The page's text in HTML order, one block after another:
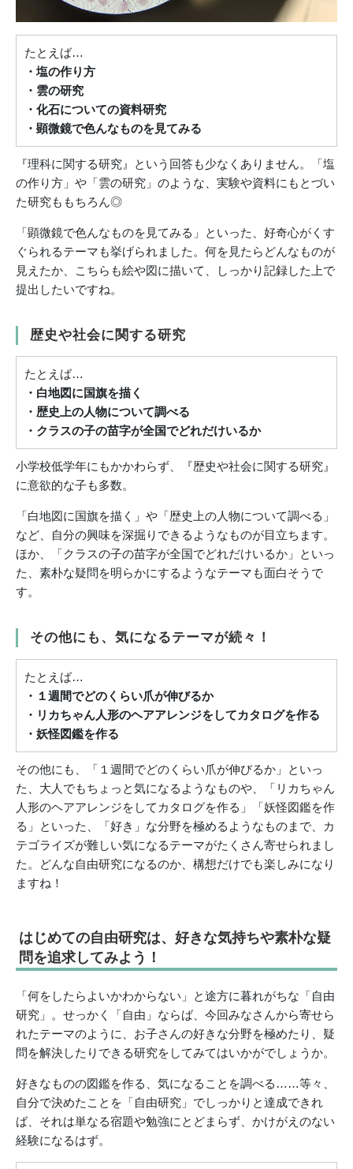
たとえば…
・塩の作り方
・雲の研究
・化石についての資料研究
・顕微鏡で色んなものを見てみる
『理科に関する研究』という回答も少なくありません。「塩
の作り方」や「雲の研究」のような、実験や資料にもとづい
た研究ももちろん◎
「顕微鏡で色んなものを見てみる」といった、好奇心がくす
ぐられるテーマも挙げられました。何を見たらどんなものが
見えたか、こちらも絵や図に描いて、しっかり記録した上で
提出したいですね。
歴史や社会に関する研究
たとえば…
・白地図に国旗を描く
・歴史上の人物について調べる
・クラスの子の苗字が全国でどれだけいるか
小学校低学年にもかかわらず、『歴史や社会に関する研究』
に意欲的な子も多数。
「白地図に国旗を描く」や「歴史上の人物について調べる」
など、自分の興味を深掘りできるようなものが目立ちます。
ほか、「クラスの子の苗字が全国でどれだけいるか」といっ
た、素朴な疑問を明らかにするようなテーマも面白そうで
す。
その他にも、気になるテーマが続々！
たとえば…
・１週間でどのくらい爪が伸びるか
・リカちゃん人形のヘアアレンジをしてカタログを作る
・妖怪図鑑を作る
その他にも、「１週間でどのくらい爪が伸びるか」といっ
た、大人でもちょっと気になるようなものや、「リカちゃん
人形のヘアアレンジをしてカタログを作る」「妖怪図鑑を作
る」といった、「好き」な分野を極めるようなものまで、カ
テゴライズが難しい気になるテーマがたくさん寄せられまし
た。どんな自由研究になるのか、構想だけでも楽しみになり
ますね！
はじめての自由研究は、好きな気持ちや素朴な疑
問を追求してみよう！
「何をしたらよいかわからない」と途方に暮れがちな「自由
研究」。せっかく「自由」ならば、今回みなさんから寄せら
れたテーマのように、お子さんの好きな分野を極めたり、疑
問を解決したりできる研究をしてみてはいかがでしょうか。
好きなものの図鑑を作る、気になることを調べる……等々、
自分で決めたことを「自由研究」でしっかりと達成できれ
ば、それは単なる宿題や勉強にとどまらず、かけがえのない
経験になるはず。